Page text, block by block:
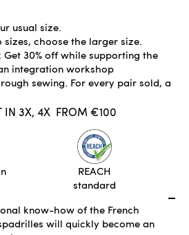
Get 30% off while supporting the
integration workshop
sewing. For every pair sold, a
usual size.
choose the larger size.
ONLY 1 LEFT
TO CART
IN 3X, 4X FROM €100
REACH
standard
know-how of the French
will quickly become an